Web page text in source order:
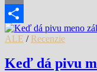
Email
Share
ALE / Recenzie
Keď dá pivu